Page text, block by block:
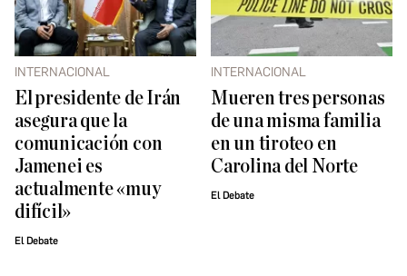
INTERNACIONAL
El presidente de Irán
asegura que la
comunicación con
Jamenei es
actualmente «muy
difícil»
El Debate
INTERNACIONAL
Mueren tres personas
de una misma familia
en un tiroteo en
Carolina del Norte
El Debate